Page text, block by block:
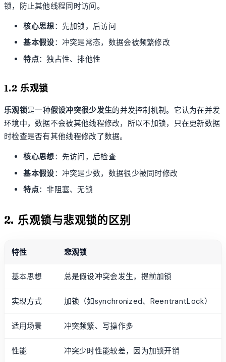
锁，防止其他线程同时访问。
核心思想：先加锁，后访问
基本假设：冲突是常态，数据会被频繁修改
特点：独占性、排他性
1.2 乐观锁
乐观锁是一种假设冲突很少发生的并发控制机制。它认为在并发
环境中，数据不会被其他线程修改，所以不加锁，只在更新数据
时检查是否有其他线程修改了数据。
核心思想：先访问，后检查
基本假设：冲突是少数，数据很少被同时修改
特点：非阻塞、无锁
2. 乐观锁与悲观锁的区别
特性 悲观锁
基本思想 总是假设冲突会发生，提前加锁
实现方式 加锁（如synchronized、ReentrantLock）
适用场景 冲突频繁、写操作多
性能 冲突少时性能较差，因为加锁开销